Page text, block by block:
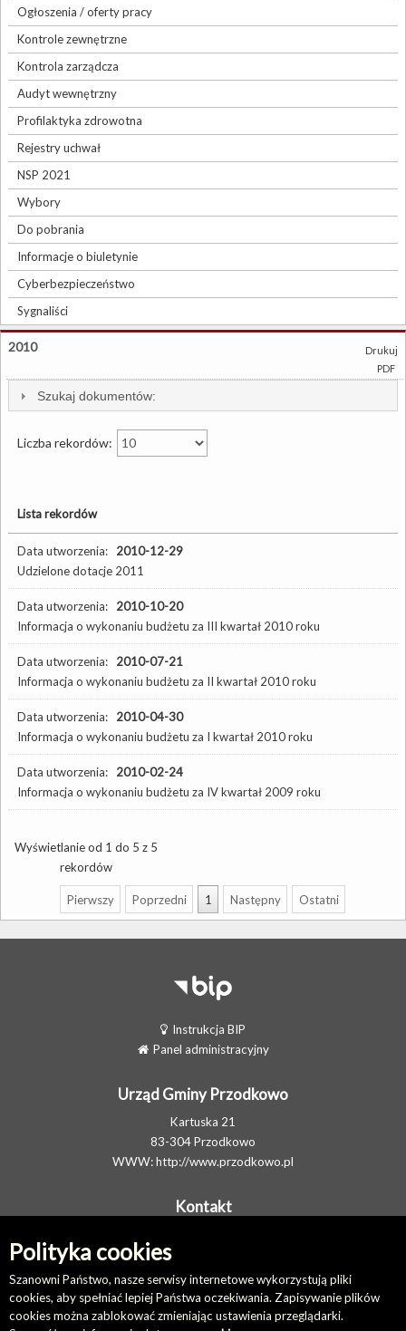
Polityka cookies
Szanowni Państwo, nasze serwisy internetowe wykorzystują pliki
cookies, aby spełniać lepiej Państwa oczekiwania. Zapisywanie plików
cookies można zablokować zmieniając ustawienia przeglądarki.
Ogłoszenia / oferty pracy
Kontrole zewnętrzne
Kontrola zarządcza
Audyt wewnętrzny
Profilaktyka zdrowotna
Rejestry uchwał
NSP 2021
Wybory
Do pobrania
Informacje o biuletynie
Cyberbezpieczeństwo
Sygnaliści
Drukuj
PDF
2010
Szukaj dokumentów:
Liczba rekordów:
Lista rekordów
Data utworzenia: 2010-12-29
Udzielone dotacje 2011
Data utworzenia: 2010-10-20
Informacja o wykonaniu budżetu za III kwartał 2010 roku
Data utworzenia: 2010-07-21
Informacja o wykonaniu budżetu za II kwartał 2010 roku
Data utworzenia: 2010-04-30
Informacja o wykonaniu budżetu za I kwartał 2010 roku
Data utworzenia: 2010-02-24
Informacja o wykonaniu budżetu za IV kwartał 2009 roku
Wyświetlanie od 1 do 5 z 5
rekordów
Pierwszy Poprzedni 1 Następny Ostatni
Instrukcja BIP
Panel administracyjny
Urząd Gminy Przodkowo
Kartuska 21
83-304 Przodkowo
WWW:http://www.przodkowo.pl
Kontakt
E-MAIL:
Elektroniczna Skrzynka Podawcza
Na skróty